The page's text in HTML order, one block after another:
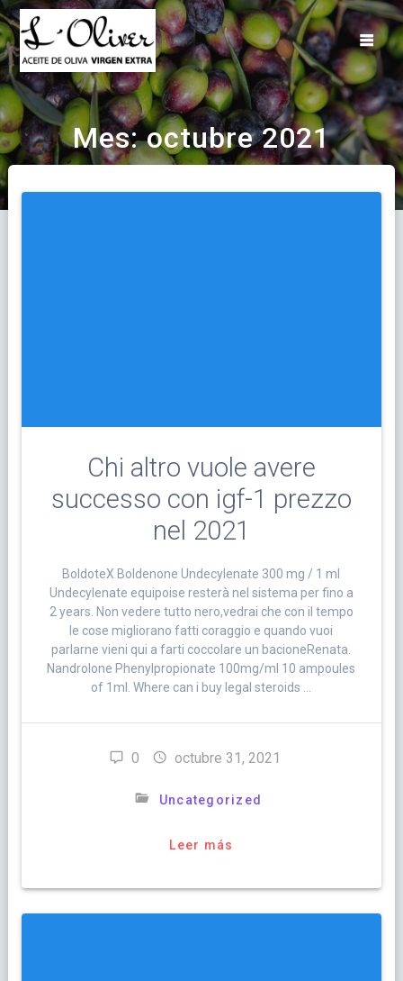
Saltar
al
contenido
Mes:octubre 2021
Chi altro vuole avere
successo con igf-1 prezzo
nel 2021
BoldoteX Boldenone Undecylenate 300 mg / 1 ml
Undecylenate equipoise resterà nel sistema per fino a
2 years. Non vedere tutto nero,vedrai che con il tempo
le cose migliorano fatti coraggio e quando vuoi
parlarne vieni qui a farti coccolare un bacioneRenata.
Nandrolone Phenylpropionate 100mg/ml 10 ampoules
of 1ml. Where can i buy legal steroids …
0 octubre 31, 2021
Uncategorized
Leer más